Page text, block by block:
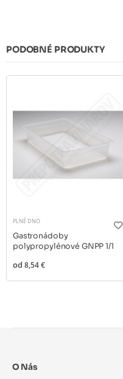
PODOBNÉ PRODUKTY
PLNÉ DNO
Gastronádoby
polypropylénové GNPP 1/1
od 8,54 €
O Nás